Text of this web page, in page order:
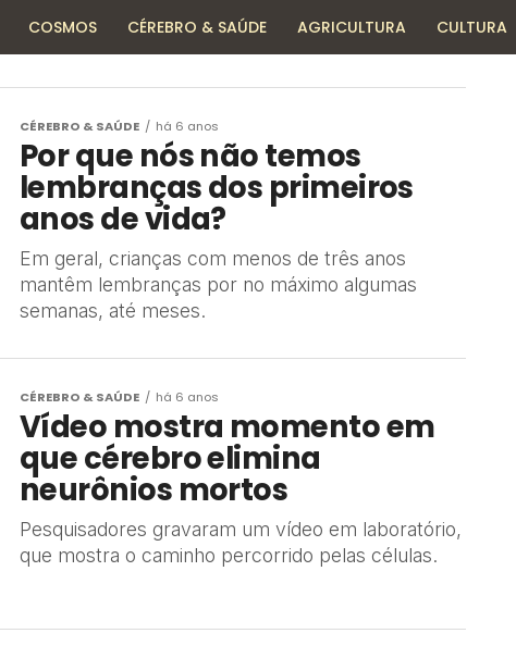
COSMOS CÉREBRO & SAÚDE AGRICULTURA CULTURA
HISTÓRIA TECNOLOGIA ENCICLOPÉDIA
CÉREBRO & SAÚDE há 6 anos
Por que nós não temos
lembranças dos primeiros
anos de vida?
Em geral, crianças com menos de três anos
mantêm lembranças por no máximo algumas
semanas, até meses.
CÉREBRO & SAÚDE há 6 anos
Vídeo mostra momento em
que cérebro elimina
neurônios mortos
Pesquisadores gravaram um vídeo em laboratório,
que mostra o caminho percorrido pelas células.